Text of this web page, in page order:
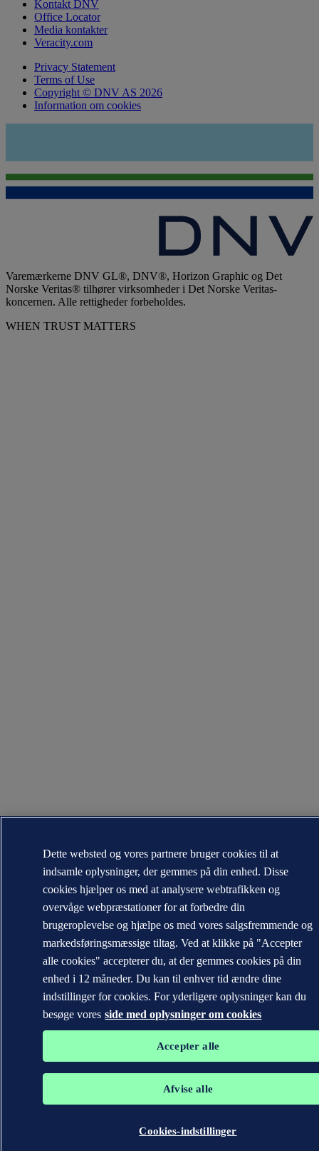
Kontakt DNV
Office Locator
Media kontakter
Veracity.com
Privacy Statement
Terms of Use
Copyright © DNV AS 2026
Information om cookies
Varemærkerne DNV GL®, DNV®, Horizon Graphic og Det
Norske Veritas® tilhører virksomheder i Det Norske Veritas-
koncernen. Alle rettigheder forbeholdes.
WHEN TRUST MATTERS
Dette websted og vores partnere bruger cookies til at
indsamle oplysninger, der gemmes på din enhed. Disse
cookies hjælper os med at analysere webtrafikken og
overvåge webpræstationer for at forbedre din
brugeroplevelse og hjælpe os med vores salgsfremmende og
markedsføringsmæssige tiltag. Ved at klikke på "Accepter
alle cookies" accepterer du, at der gemmes cookies på din
enhed i 12 måneder. Du kan til enhver tid ændre dine
indstillinger for cookies. For yderligere oplysninger kan du
besøge vores side med oplysninger om cookies
Accepter alle
Afvise alle
Cookies-indstillinger